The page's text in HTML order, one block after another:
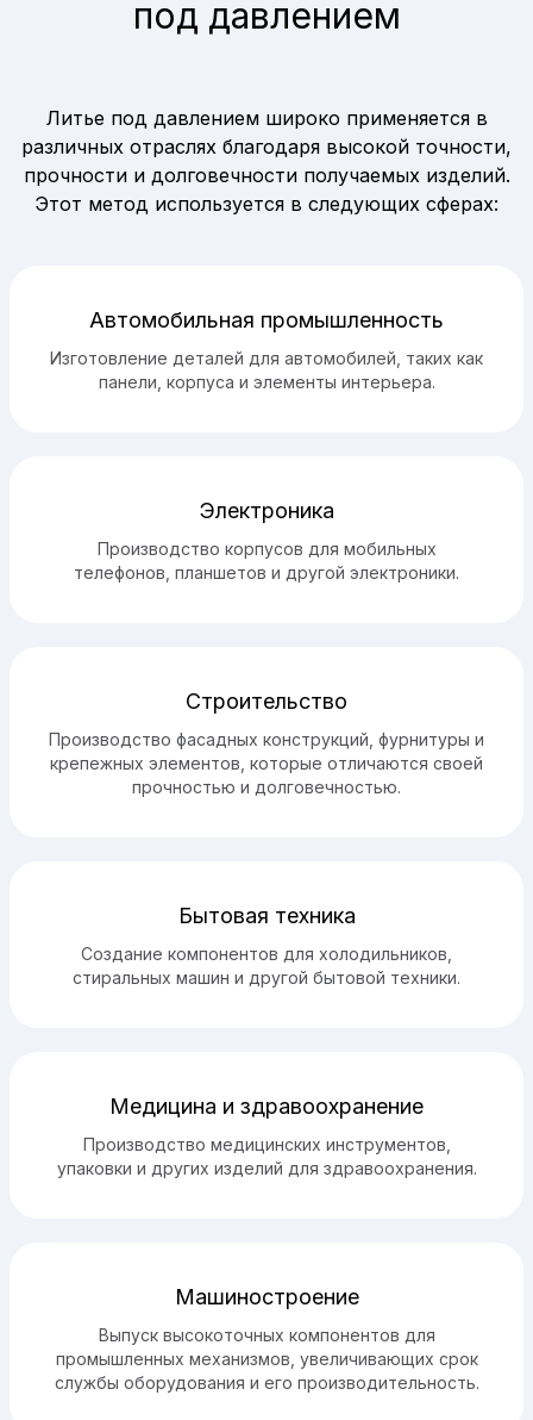
под давлением
Литье под давлением широко применяется в
различных отраслях благодаря высокой точности,
прочности и долговечности получаемых изделий.
Этот метод используется в следующих сферах:
Автомобильная промышленность
Изготовление деталей для автомобилей, таких как
панели, корпуса и элементы интерьера.
Электроника
Производство корпусов для мобильных
телефонов, планшетов и другой электроники.
Строительство
Производство фасадных конструкций, фурнитуры и
крепежных элементов, которые отличаются своей
прочностью и долговечностью.
Бытовая техника
Создание компонентов для холодильников,
стиральных машин и другой бытовой техники.
Медицина и здравоохранение
Производство медицинских инструментов,
упаковки и других изделий для здравоохранения.
Машиностроение
Выпуск высокоточных компонентов для
промышленных механизмов, увеличивающих срок
службы оборудования и его производительность.